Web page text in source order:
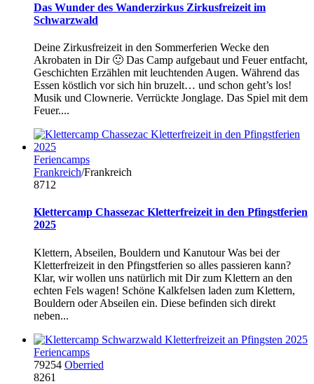
Das Wunder des Wanderzirkus Zirkusfreizeit im
Schwarzwald
Deine Zirkusfreizeit in den Sommerferien Wecke den
Akrobaten in Dir 🙂 Das Camp aufgebaut und Feuer entfacht,
Geschichten Erzählen mit leuchtenden Augen. Während das
Essen köstlich vor sich hin bruzelt… und schon geht’s los!
Musik und Clownerie. Verrückte Jonglage. Das Spiel mit dem
Feuer....
Feriencamps
Frankreich/Frankreich
8712
Klettercamp Chassezac Kletterfreizeit in den Pfingstferien
2025
Klettern, Abseilen, Bouldern und Kanutour Was bei der
Kletterfreizeit in den Pfingstferien so alles passieren kann?
Klar, wir wollen uns natürlich mit Dir zum Klettern an den
echten Fels wagen! Schöne Kalkfelsen laden zum Klettern,
Bouldern oder Abseilen ein. Diese befinden sich direkt
neben...
Feriencamps
79254 Oberried
8261